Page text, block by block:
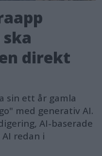
direkt
sin ett år gamla
med generativ AI.
AI-baserade
redan i